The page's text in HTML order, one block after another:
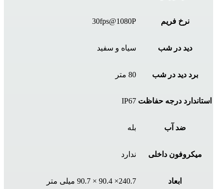
نرخ فریم 30fps@1080P
دید در شب سیاه و سفید
برد دید در شب 80 متر
استاندارد درجه حفاظت IP67
ضد آب بله
میکروفون داخلی ندارد
ابعاد 240.7× 90.4 × 90.7 میلی متر